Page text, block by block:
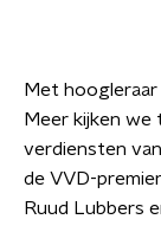
Met
Meer kijken we
verdiensten
de VVD-
Ruud Lubbers